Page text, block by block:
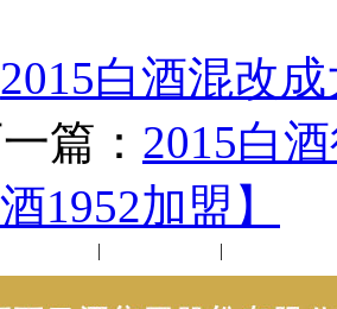
2015白酒混改
： 2015白
1952加盟】
| |